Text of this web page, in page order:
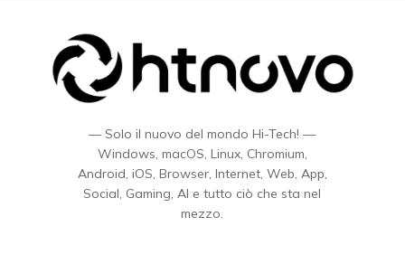
— Solo il nuovo del mondo Hi-Tech! —
Windows, macOS, Linux, Chromium,
Android, iOS, Browser, Internet, Web, App,
Social, Gaming, AI e tutto ciò che sta nel
mezzo.